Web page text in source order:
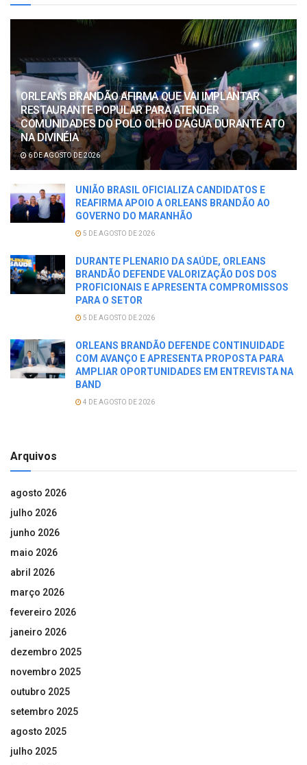
ORLEANS BRANDÃO AFIRMA QUE VAI IMPLANTAR
RESTAURANTE POPULAR PARA ATENDER
COMUNIDADES DO POLO OLHO D’ÁGUA DURANTE ATO
NA DIVINÉIA
6 DE AGOSTO DE 2026
UNIÃO BRASIL OFICIALIZA CANDIDATOS E
REAFIRMA APOIO A ORLEANS BRANDÃO AO
GOVERNO DO MARANHÃO
5 DE AGOSTO DE 2026
DURANTE PLENARIO DA SAÚDE, ORLEANS
BRANDÃO DEFENDE VALORIZAÇÃO DOS DOS
PROFICIONAIS E APRESENTA COMPROMISSOS
PARA O SETOR
5 DE AGOSTO DE 2026
ORLEANS BRANDÃO DEFENDE CONTINUIDADE
COM AVANÇO E APRESENTA PROPOSTA PARA
AMPLIAR OPORTUNIDADES EM ENTREVISTA NA
BAND
4 DE AGOSTO DE 2026
Arquivos
agosto 2026
julho 2026
junho 2026
maio 2026
abril 2026
março 2026
fevereiro 2026
janeiro 2026
dezembro 2025
novembro 2025
outubro 2025
setembro 2025
agosto 2025
julho 2025